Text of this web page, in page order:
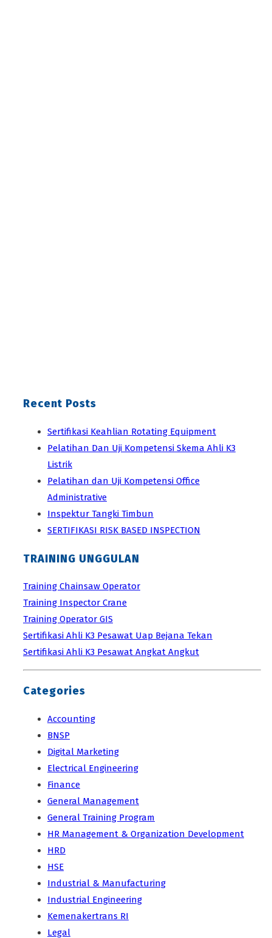
Recent Posts
Sertifikasi Keahlian Rotating Equipment
Pelatihan Dan Uji Kompetensi Skema Ahli K3
Listrik
Pelatihan dan Uji Kompetensi Office
Administrative
Inspektur Tangki Timbun
SERTIFIKASI RISK BASED INSPECTION
TRAINING UNGGULAN
Training Chainsaw Operator
Training Inspector Crane
Training Operator GIS
Sertifikasi Ahli K3 Pesawat Uap Bejana Tekan
Sertifikasi Ahli K3 Pesawat Angkat Angkut
Categories
Accounting
BNSP
Digital Marketing
Electrical Engineering
Finance
General Management
General Training Program
HR Management & Organization Development
HRD
HSE
Industrial & Manufacturing
Industrial Engineering
Kemenakertrans RI
Legal